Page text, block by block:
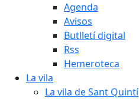
Agenda
Avisos
Butlletí digital
Rss
Hemeroteca
La vila
La vila de Sant Quintí